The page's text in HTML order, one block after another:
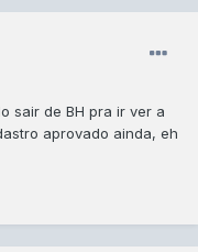
sair de BH pra ir ver a
aprovado ainda, eh